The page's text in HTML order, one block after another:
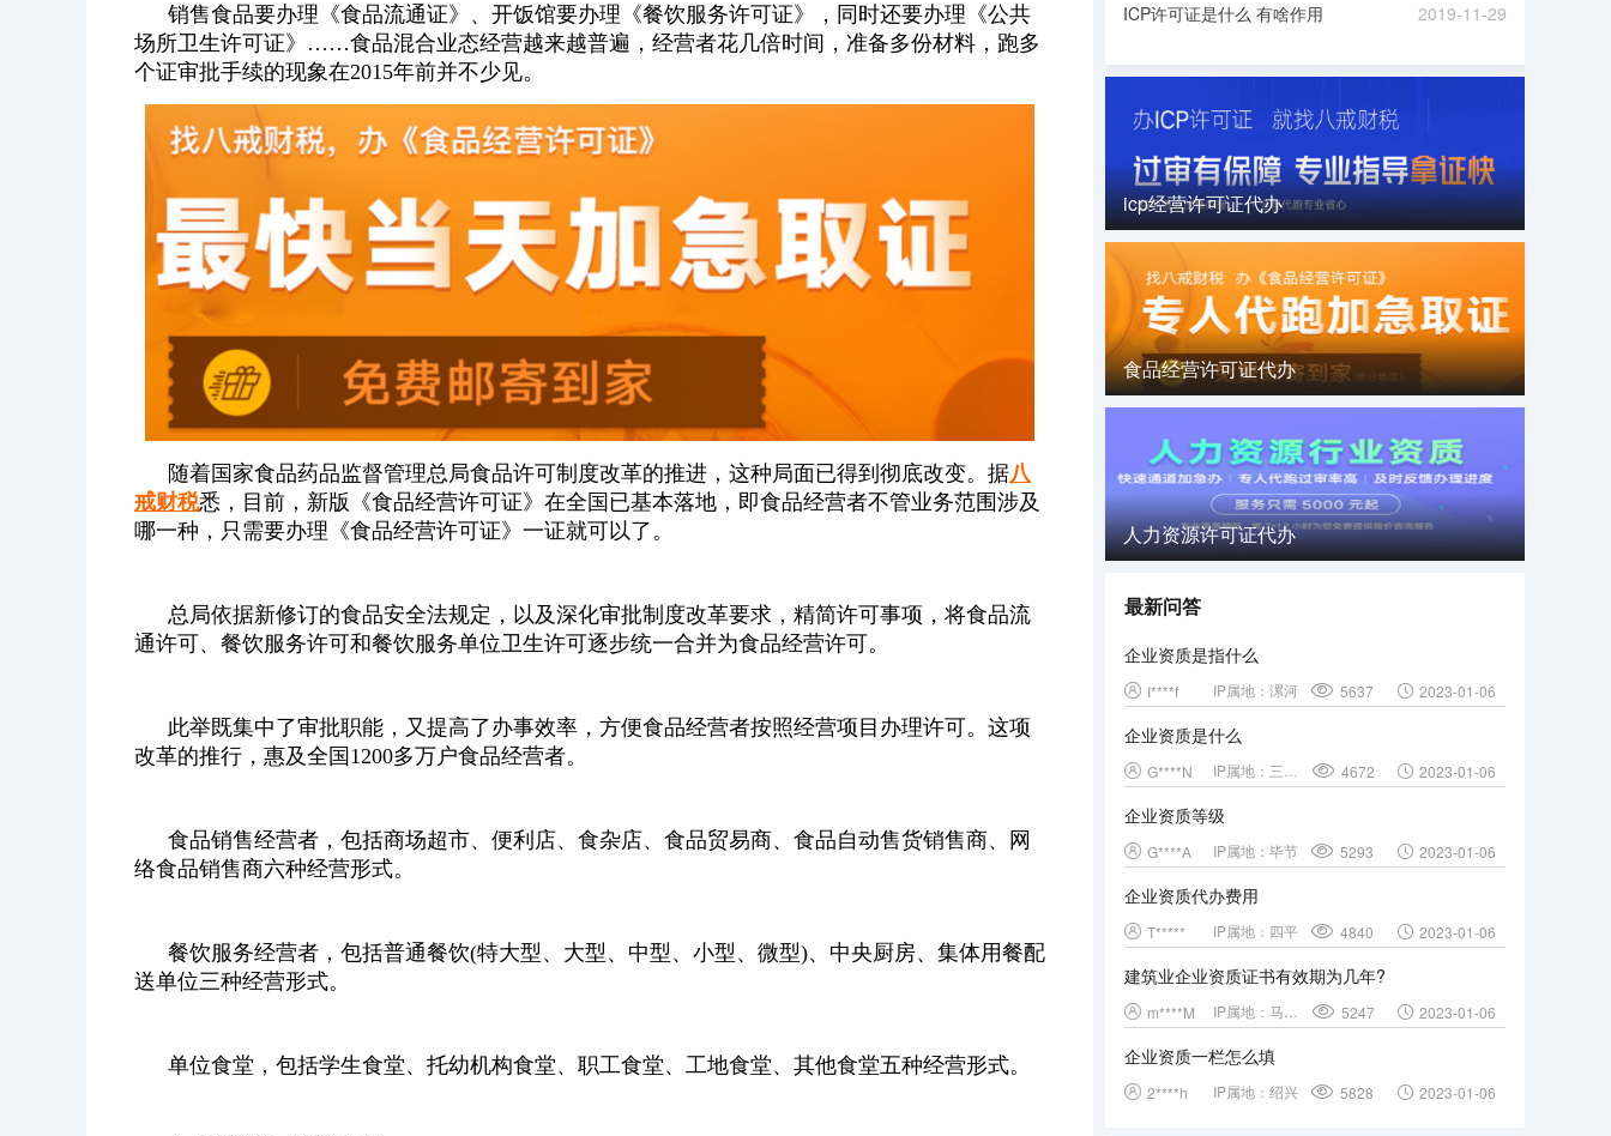
销售食品要办理《食品流通证》、开饭馆要办理《餐饮服务许可证》，同时还要办理《公共
场所卫生许可证》……食品混合业态经营越来越普遍，经营者花几倍时间，准备多份材料，跑多
个证审批手续的现象在2015年前并不少见。
随着国家食品药品监督管理总局食品许可制度改革的推进，这种局面已得到彻底改变。据八
戒财税悉，目前，新版《食品经营许可证》在全国已基本落地，即食品经营者不管业务范围涉及
哪一种，只需要办理《食品经营许可证》一证就可以了。
总局依据新修订的食品安全法规定，以及深化审批制度改革要求，精简许可事项，将食品流
通许可、餐饮服务许可和餐饮服务单位卫生许可逐步统一合并为食品经营许可。
此举既集中了审批职能，又提高了办事效率，方便食品经营者按照经营项目办理许可。这项
改革的推行，惠及全国1200多万户食品经营者。
食品销售经营者，包括商场超市、便利店、食杂店、食品贸易商、食品自动售货销售商、网
络食品销售商六种经营形式。
餐饮服务经营者，包括普通餐饮(特大型、大型、中型、小型、微型)、中央厨房、集体用餐配
送单位三种经营形式。
单位食堂，包括学生食堂、托幼机构食堂、职工食堂、工地食堂、其他食堂五种经营形式。
ICP许可证是什么 有啥作用 2019-11-29
icp经营许可证代办
食品经营许可证代办
人力资源许可证代办
最新问答
企业资质是指什么
I****f IP属地： 漯河 5637 2023-01-06
企业资质是什么
G****N IP属地： 4672 2023-01-06
企业资质等级
G****A IP属地： 毕节 5293 2023-01-06
企业资质代办费用
T***** IP属地： 四平 4840 2023-01-06
建筑业企业资质证书有效期为几年?
m****M IP属地： 5247 2023-01-06
企业资质一栏怎么填
2****h IP属地： 绍兴 5828 2023-01-06